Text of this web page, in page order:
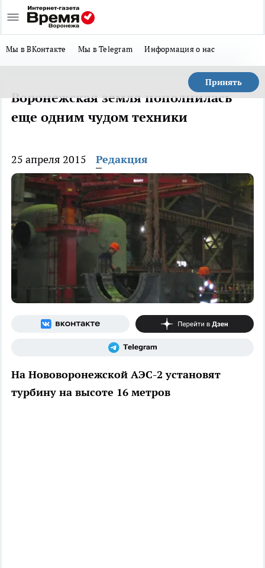
Мы в ВКонтакте Мы в Telegram Информация о нас
Принять
Воронежская земля пополнилась
еще одним чудом техники
25 апреля 2015 Редакция
На Нововоронежской АЭС-2 установят
турбину на высоте 16 метров